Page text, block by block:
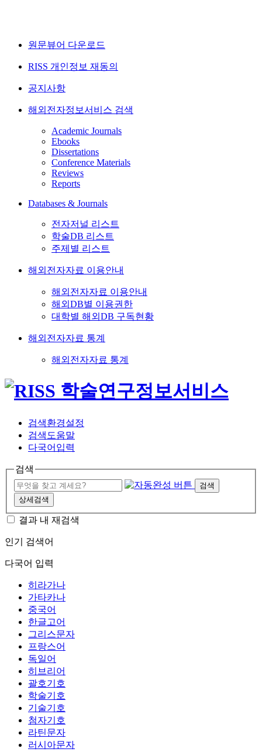
원문뷰어 다운로드
RISS 개인정보 재동의
공지사항
해외전자정보서비스 검색
Academic Journals
Ebooks
Dissertations
Conference Materials
Reviews
Reports
Databases & Journals
전자저널 리스트
학술DB 리스트
주제별 리스트
해외전자자료 이용안내
해외전자자료 이용안내
해외DB별 이용권한
대학별 해외DB 구독현황
해외전자자료 통계
해외전자자료 통계
검색환경설정
검색도움말
다국어입력
검색
검색
상세검색
결과 내 재검색
인기 검색어
다국어 입력
히라가나
가타카나
중국어
한글고어
그리스문자
프랑스어
독일어
히브리어
괄호기호
학술기호
기술기호
첨자기호
라틴문자
러시아문자